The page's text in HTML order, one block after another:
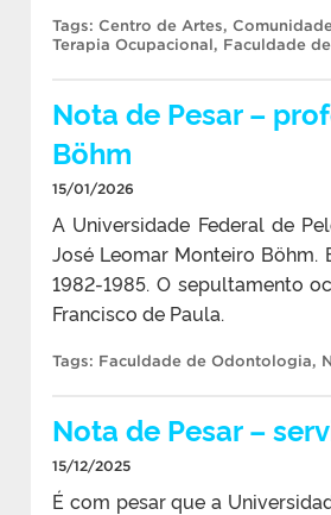
Tags: Centro de Artes,
Terapia Ocupacional, Faculdade
Nota de Pesar –
Böhm
15/01/2026
A Universidade Federal de
José Leomar Monteiro
1982-1985. O sepultamento
Francisco de Paula.
Tags: Faculdade de Odontologia,
Nota de Pesar –
15/12/2025
É com pesar que a